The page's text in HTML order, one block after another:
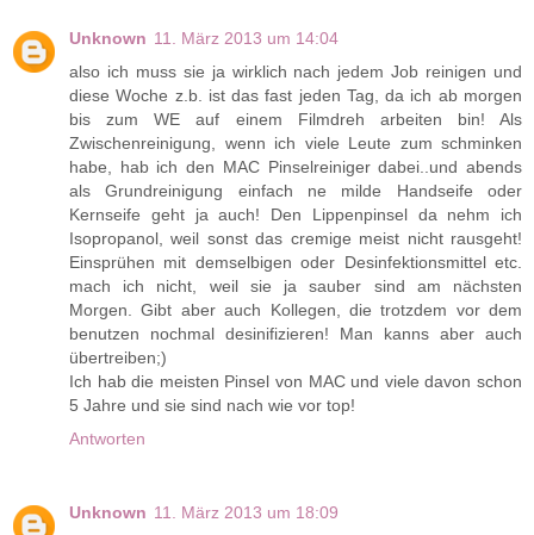
Unknown 11. März 2013 um 14:04
also ich muss sie ja wirklich nach jedem Job reinigen und
diese Woche z.b. ist das fast jeden Tag, da ich ab morgen
bis zum WE auf einem Filmdreh arbeiten bin! Als
Zwischenreinigung, wenn ich viele Leute zum schminken
habe, hab ich den MAC Pinselreiniger dabei..und abends
als Grundreinigung einfach ne milde Handseife oder
Kernseife geht ja auch! Den Lippenpinsel da nehm ich
Isopropanol, weil sonst das cremige meist nicht rausgeht!
Einsprühen mit demselbigen oder Desinfektionsmittel etc.
mach ich nicht, weil sie ja sauber sind am nächsten
Morgen. Gibt aber auch Kollegen, die trotzdem vor dem
benutzen nochmal desinifizieren! Man kanns aber auch
übertreiben;)
Ich hab die meisten Pinsel von MAC und viele davon schon
5 Jahre und sie sind nach wie vor top!
Antworten
Unknown 11. März 2013 um 18:09